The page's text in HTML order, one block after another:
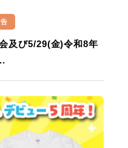
及び5/29(金)令和8年